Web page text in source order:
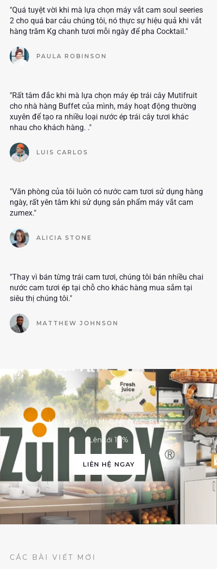
"Quá tuyệt vời khi mà lựa chọn máy vắt cam soul seeries
2 cho quá bar cảu chúng tôi, nó thực sự hiệu quả khi vắt
hàng trăm Kg chanh tươi mỗi ngày để pha Cocktail."
PAULA ROBINSON
"Rất tâm đắc khi mà lựa chọn máy ép trái cây Mutifruit
cho nhà hàng Buffet của mình, máy hoạt động thường
xuyên để tạo ra nhiều loại nước ép trái cây tươi khác
nhau cho khách hàng. ."
LUIS CARLOS
"Văn phòng của tôi luôn có nước cam tươi sử dụng hàng
ngày, rất yên tâm khi sử dụng sản phẩm máy vắt cam
zumex."
ALICIA STONE
"Thay vì bán từng trái cam tươi, chúng tôi bán nhiều chai
nước cam tươi ép tại chỗ cho khác hàng mua sắm tại
siêu thị chúng tôi."
MATTHEW JOHNSON
ƯU ĐÃI GIẢM GIÁ ĐẶC BIỆT
Lên tới 10%
LIÊN HỆ NGAY
CÁC BÀI VIẾT MỚI